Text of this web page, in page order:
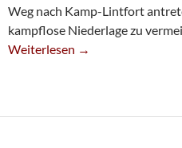
Weg nach Kamp-Lintfort
kampflose Niederlage zu
U20 II Siegt Im “Mini-Match”
Weiterlesen →